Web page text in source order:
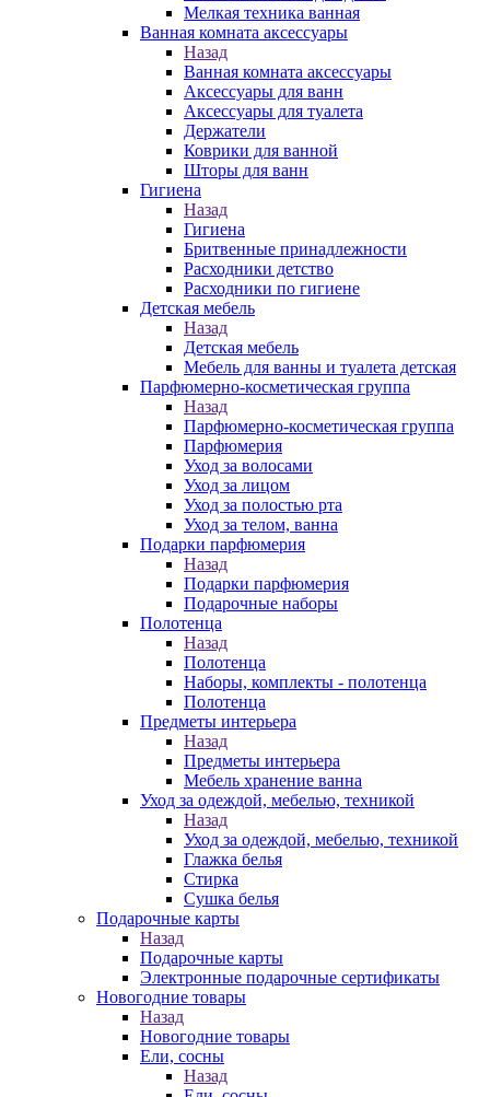
Мелкая техника ванная
Ванная комната аксессуары
Назад
Ванная комната аксессуары
Аксессуары для ванн
Аксессуары для туалета
Держатели
Коврики для ванной
Шторы для ванн
Гигиена
Назад
Гигиена
Бритвенные принадлежности
Расходники детство
Расходники по гигиене
Детская мебель
Назад
Детская мебель
Мебель для ванны и туалета детская
Парфюмерно-косметическая группа
Назад
Парфюмерно-косметическая группа
Парфюмерия
Уход за волосами
Уход за лицом
Уход за полостью рта
Уход за телом, ванна
Подарки парфюмерия
Назад
Подарки парфюмерия
Подарочные наборы
Полотенца
Назад
Полотенца
Наборы, комплекты - полотенца
Полотенца
Предметы интерьера
Назад
Предметы интерьера
Мебель хранение ванна
Уход за одеждой, мебелью, техникой
Назад
Уход за одеждой, мебелью, техникой
Глажка белья
Стирка
Сушка белья
Подарочные карты
Назад
Подарочные карты
Электронные подарочные сертификаты
Новогодние товары
Назад
Новогодние товары
Ели, сосны
Назад